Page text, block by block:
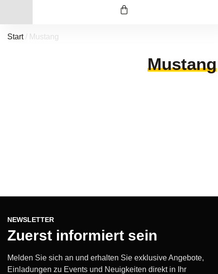
Start/ Mustang
Mustang
NEWSLETTER
Zuerst informiert sein
Melden Sie sich an und erhalten Sie exklusive Angebote,
Einladungen zu Events und Neuigkeiten direkt in Ihr